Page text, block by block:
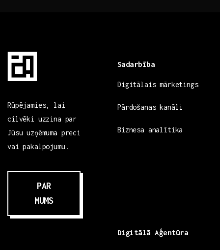
Rūpējamies, lai
cilvēki uzzina par
Jūsu uzņēmuma preci
vai pakalpojumu.
PAR
MUMS
Sadarbība
Digitālais mārketings
Pārdošanas kanāli
Biznesa analītika
Digitālā Aģentūra